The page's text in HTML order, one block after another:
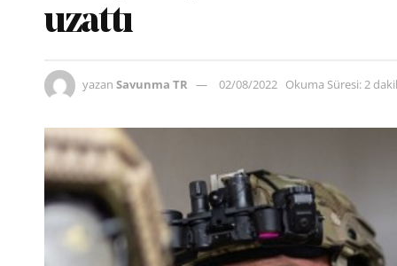
uzattı
yazan Savunma TR 02/08/2022 Okuma Süresi: 2